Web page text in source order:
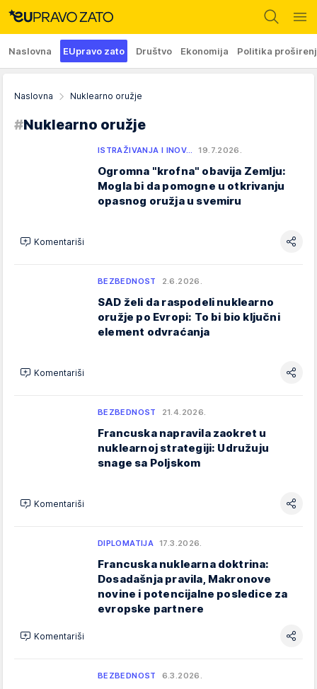
Naslovna EUpravo zato Društvo Ekonomija Politika
Naslovna Nuklearno oružje
#Nuklearno oružje
ISTRAŽIVANJA I INOV… 19.7.2026.
Ogromna "krofna" obavija Zemlju:
Mogla bi da pomogne u otkrivanju
opasnog oružja u svemiru
Komentariši
BEZBEDNOST 2.6.2026.
SAD želi da raspodeli nuklearno
oružje po Evropi: To bi bio ključni
element odvraćanja
Komentariši
BEZBEDNOST 21.4.2026.
Francuska napravila zaokret u
nuklearnoj strategiji: Udružuju
snage sa Poljskom
Komentariši
DIPLOMATIJA 17.3.2026.
Francuska nuklearna doktrina:
Dosadašnja pravila, Makronove
novine i potencijalne posledice za
evropske partnere
Komentariši
BEZBEDNOST 6.3.2026.